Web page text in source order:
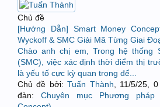
Chủ đề
[Hướng Dẫn] Smart Money
Wyckoff & SMC Giải Mã Từng Giai
Chào anh chị em, Trong hệ thống
(SMC), việc xác định thời điểm thị
là yếu tố cực kỳ quan trọng để...
Chủ đề bởi:Tuấn Thành 11/5/25 ,
đàn: Chuyên mục Phương pháp